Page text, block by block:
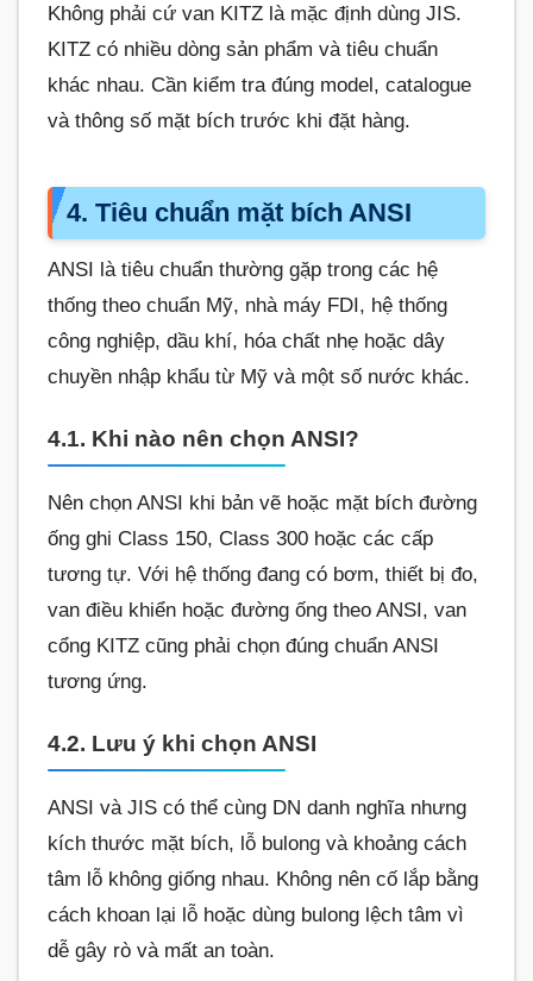
Không phải cứ van KITZ là mặc định dùng JIS.
KITZ có nhiều dòng sản phẩm và tiêu chuẩn
khác nhau. Cần kiểm tra đúng model, catalogue
và thông số mặt bích trước khi đặt hàng.
4. Tiêu chuẩn mặt bích ANSI
ANSI là tiêu chuẩn thường gặp trong các hệ
thống theo chuẩn Mỹ, nhà máy FDI, hệ thống
công nghiệp, dầu khí, hóa chất nhẹ hoặc dây
chuyền nhập khẩu từ Mỹ và một số nước khác.
4.1. Khi nào nên chọn ANSI?
Nên chọn ANSI khi bản vẽ hoặc mặt bích đường
ống ghi Class 150, Class 300 hoặc các cấp
tương tự. Với hệ thống đang có bơm, thiết bị đo,
van điều khiển hoặc đường ống theo ANSI, van
cổng KITZ cũng phải chọn đúng chuẩn ANSI
tương ứng.
4.2. Lưu ý khi chọn ANSI
ANSI và JIS có thể cùng DN danh nghĩa nhưng
kích thước mặt bích, lỗ bulong và khoảng cách
tâm lỗ không giống nhau. Không nên cố lắp bằng
cách khoan lại lỗ hoặc dùng bulong lệch tâm vì
dễ gây rò và mất an toàn.